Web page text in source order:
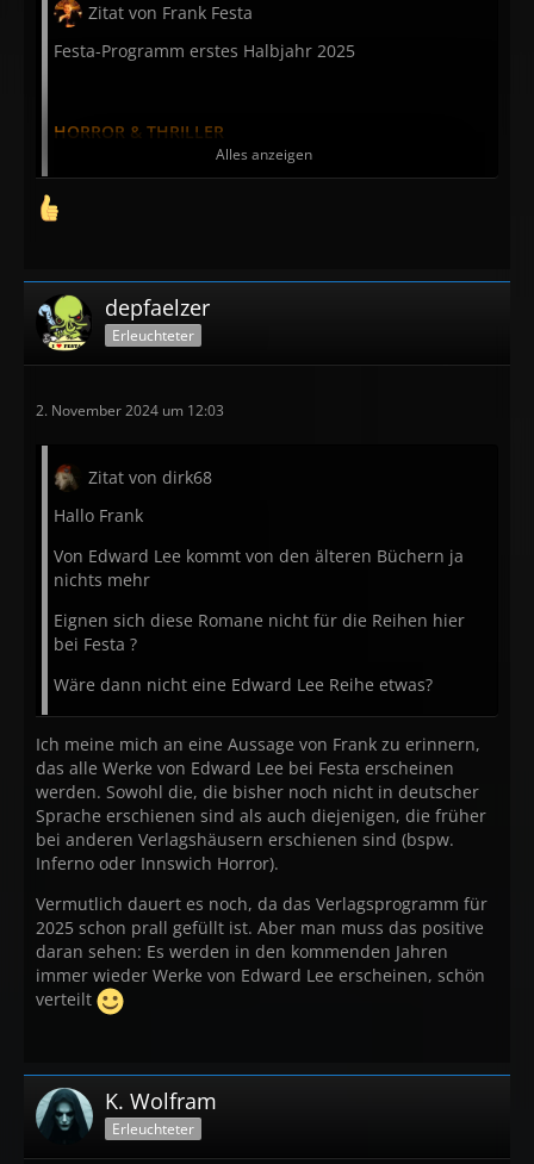
Zitat von Frank Festa
Festa-Programm erstes Halbjahr 2025
HORROR & THRILLER
Simone St. James:Silence for the Dead
Carissa Orlando:
C. J. Leede: Mein Name ist Maeve Fly
Fritz Leiber:Lovecraft und ich (Stories und Essays)
Marc Olden:
SAMMLERAUSGABEN
Exemplare)
Nancy A. Collins:Dead Man's Hand: Five Tales of the
Weird West
Paul Kane:Sherlock Holmes und die Diener der Hölle
WEIRD FICTION
Brian Evenson:Gesang zum Untergang der Welt
WEITERE TITEL
Richard Matheson:Ich bin Legende
kommentierte Vorzugsausgabe
Brian Evenson:Contagion - Ansteckung -Buchmesse
Alles anzeigen
depfaelzer
Erleuchteter
2. November 2024 um 12:03
Zitat von dirk68
Hallo Frank
Von Edward Lee kommt von den älteren Büchern ja
nichts mehr
Eignen sich diese Romane nicht für die Reihen hier
bei Festa ?
Wäre dann nicht eine Edward Lee Reihe etwas?
Ich meine mich an eine Aussage von Frank zu erinnern,
das alle Werke von Edward Lee bei Festa erscheinen
werden. Sowohl die, die bisher noch nicht in deutscher
Sprache erschienen sind als auch diejenigen, die früher
bei anderen Verlagshäusern erschienen sind (bspw.
Inferno oder Innswich Horror).
Vermutlich dauert es noch, da das Verlagsprogramm für
2025 schon prall gefüllt ist. Aber man muss das positive
daran sehen: Es werden in den kommenden Jahren
immer wieder Werke von Edward Lee erscheinen, schön
verteilt
K. Wolfram
Erleuchteter